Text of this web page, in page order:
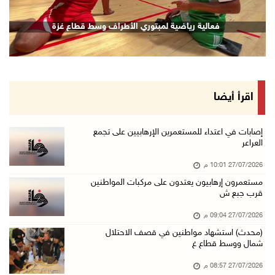
فعالية رياضية لمبتوري الأطراف وسط قطاع غزة
اقرأ أيضا
إصابات في اعتداء للمستعمرين الإرهابيين على تجمع
العراعر
27/07/2026 10:01 م
مستعمرون إرهابيون يعتدون على مركبات المواطنين
قرب جبع ش
27/07/2026 09:04 م
(محدث) استشهاد مواطنين في قصف الاحتلال
شمال ووسط قطاع غ
27/07/2026 08:57 م